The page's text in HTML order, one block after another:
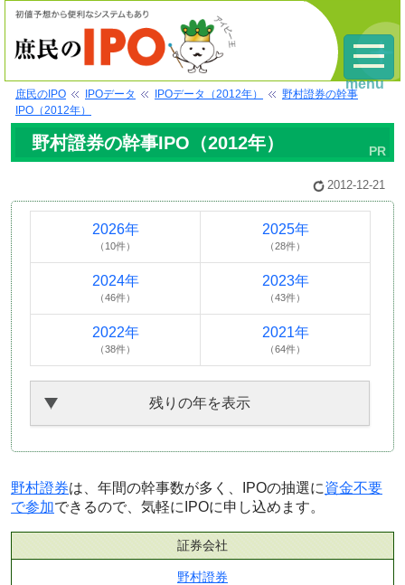
庶民のIPO IPOデータ IPOデータ（2012年）
野村證券の幹事
IPO（2012年）
野村證券の幹事IPO（2012年）
2012-12-21
2026年
（10件）
2025年
（28件）
2024年
（46件）
2023年
（43件）
2022年
（38件）
2021年
（64件）
残りの年を表示
野村證券は、年間の幹事数が多く、IPOの抽選に資金不要
で参加できるので、気軽にIPOに申し込めます。
証券会社
野村證券
menu